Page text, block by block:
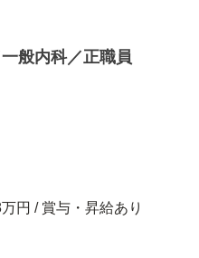
般内科／正職員
円 / 賞与・昇給あり